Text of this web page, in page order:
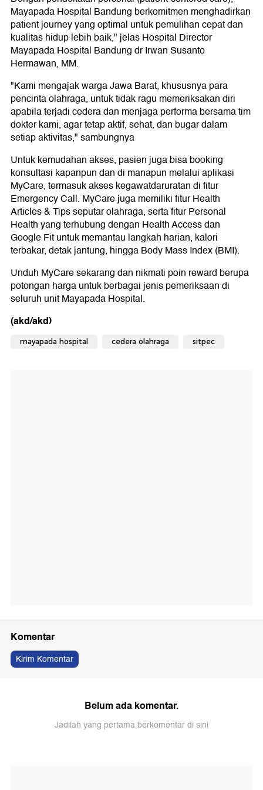
Mayapada Hospital Bandung berkomitmen menghadirkan
patient journey yang optimal untuk pemulihan cepat dan
kualitas hidup lebih baik," jelas Hospital Director
Mayapada Hospital Bandung dr Irwan Susanto
Hermawan, MM.
"Kami mengajak warga Jawa Barat, khususnya para
pencinta olahraga, untuk tidak ragu memeriksakan diri
apabila terjadi cedera dan menjaga performa bersama tim
dokter kami, agar tetap aktif, sehat, dan bugar dalam
setiap aktivitas," sambungnya
Untuk kemudahan akses, pasien juga bisa booking
konsultasi kapanpun dan di manapun melalui aplikasi
MyCare, termasuk akses kegawatdaruratan di fitur
Emergency Call. MyCare juga memiliki fitur Health
Articles & Tips seputar olahraga, serta fitur Personal
Health yang terhubung dengan Health Access dan
Google Fit untuk memantau langkah harian, kalori
terbakar, detak jantung, hingga Body Mass Index (BMI).
Unduh MyCare sekarang dan nikmati poin reward berupa
potongan harga untuk berbagai jenis pemeriksaan di
seluruh unit Mayapada Hospital.
(akd/akd)
mayapada hospital cedera olahraga sitpec
Komentar
Kirim Komentar
Belum ada komentar.
Jadilah yang pertama berkomentar di sini